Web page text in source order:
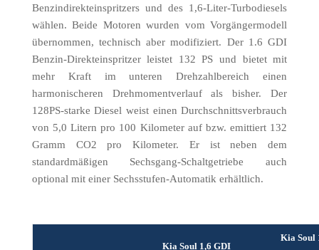
Benzindirekteinspritzers und des 1,6-Liter-Turbodiesels
wählen. Beide Motoren wurden vom Vorgängermodell
übernommen, technisch aber modifiziert. Der 1.6 GDI
Benzin-Direkteinspritzer leistet 132 PS und bietet mit
mehr Kraft im unteren Drehzahlbereich einen
harmonischeren Drehmomentverlauf als bisher. Der
128PS-starke Diesel weist einen Durchschnittsverbrauch
von 5,0 Litern pro 100 Kilometer auf bzw. emittiert 132
Gramm CO2 pro Kilometer. Er ist neben dem
standardmäßigen Sechsgang-Schaltgetriebe auch
optional mit einer Sechsstufen-Automatik erhältlich.
Kia Soul 1,6 GDI
Kia Soul